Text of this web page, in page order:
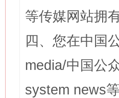
等传媒网站拥
四、您在中国
media/中国公
system news